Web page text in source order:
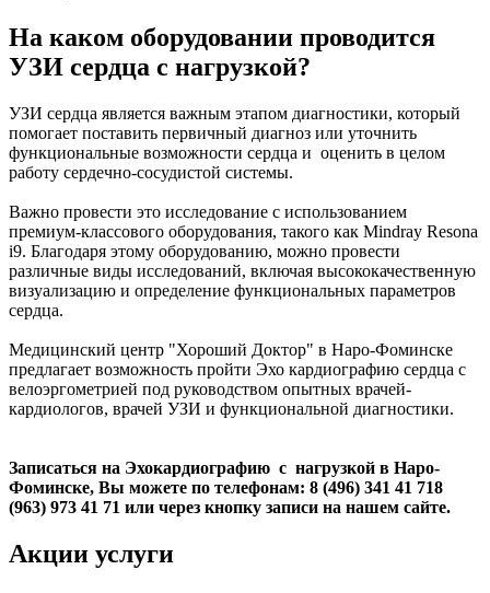
На каком оборудовании проводится
УЗИ сердца с нагрузкой?
УЗИ сердца является важным этапом диагностики, который
помогает поставить первичный диагноз или уточнить
функциональные возможности сердца и оценить в целом
работу сердечно-сосудистой системы.
Важно провести это исследование с использованием
премиум-классового оборудования, такого как Mindray Resona
i9. Благодаря этому оборудованию, можно провести
различные виды исследований, включая высококачественную
визуализацию и определение функциональных параметров
сердца.
Медицинский центр "Хороший Доктор" в Наро-Фоминске
предлагает возможность пройти Эхо кардиографию сердца с
велоэргометрией под руководством опытных врачей-
кардиологов, врачей УЗИ и функциональной диагностики.
Записаться на Эхокардиографию с нагрузкой в Наро-
Фоминске, Вы можете по телефонам: 8 (496) 341 41 718
(963) 973 41 71 или через кнопку записи на нашем сайте.
Акции услуги